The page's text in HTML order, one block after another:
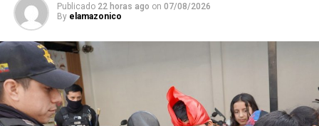
Publicado 22 horas ago on 07/08/2026
By elamazonico